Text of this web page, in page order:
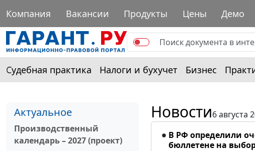
Компания Вакансии Продукты Цены Демо
Судебная практика Налоги и бухучет Бизнес
Актуальное
Производственный
календарь – 2027 (проект)
Новости6 августа
В РФ определили
бюллетене на